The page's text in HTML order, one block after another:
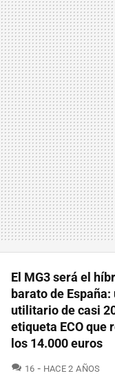
El MG3 será el
barato de España:
utilitario de casi
etiqueta ECO que
los 14.000 euros
16 COMENTARIOS
HACE 2 AÑOS